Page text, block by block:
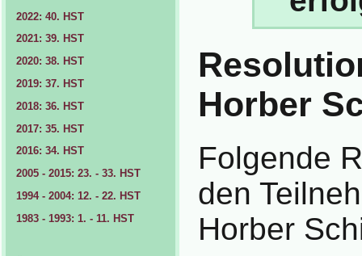
Horber
Folgende
den
Horber
2022: 40. HST
2021: 39. HST
2020: 38. HST
2019: 37. HST
2018: 36. HST
2017: 35. HST
2016: 34. HST
2005 - 2015: 23. - 33. HST
1994 - 2004: 12. - 22. HST
1983 - 1993: 1. - 11. HST